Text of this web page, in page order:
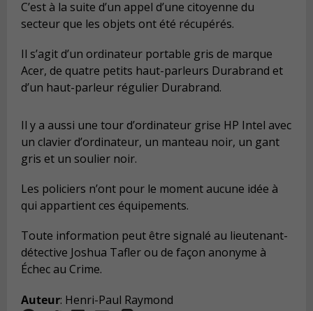
C’est à la suite d’un appel d’une citoyenne du
secteur que les objets ont été récupérés.
Il s’agit d’un ordinateur portable gris de marque
Acer, de quatre petits haut-parleurs Durabrand et
d’un haut-parleur régulier Durabrand.
Il y a aussi une tour d’ordinateur grise HP Intel avec
un clavier d’ordinateur, un manteau noir, un gant
gris et un soulier noir.
Les policiers n’ont pour le moment aucune idée à
qui appartient ces équipements.
Toute information peut être signalé au lieutenant-
détective Joshua Tafler ou de façon anonyme à
Échec au Crime.
Auteur: Henri-Paul Raymond